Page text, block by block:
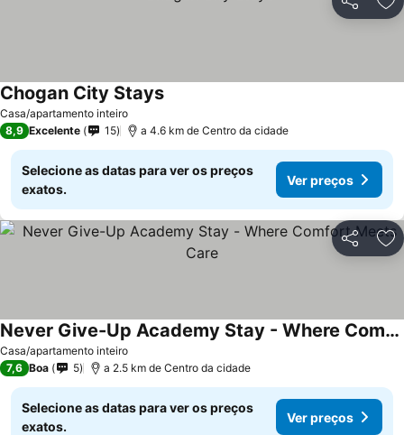
Partilhar
Casa/apartamento inteiro
Chogan City Stays
8,9 Excelente 15 a 4.6 km de Centro da cidade
Selecione as datas para ver os preços
exatos.
Ver preços
Partilhar
Casa/apartamento inteiro
Never Give-Up Academy Stay - Where Comfort Meets Care
7,6 Boa 5 a 2.5 km de Centro da cidade
Selecione as datas para ver os preços
exatos.
Ver preços